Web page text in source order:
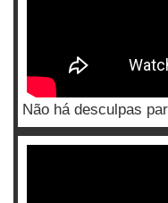
Não há desculpas